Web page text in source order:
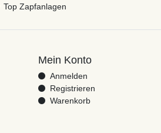
Top Zapfanlagen
Mein Konto
Anmelden
Registrieren
Warenkorb